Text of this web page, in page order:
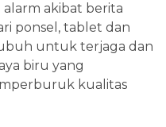
akibat berita
ponsel, tablet dan
untuk terjaga dan
biru yang
kualitas